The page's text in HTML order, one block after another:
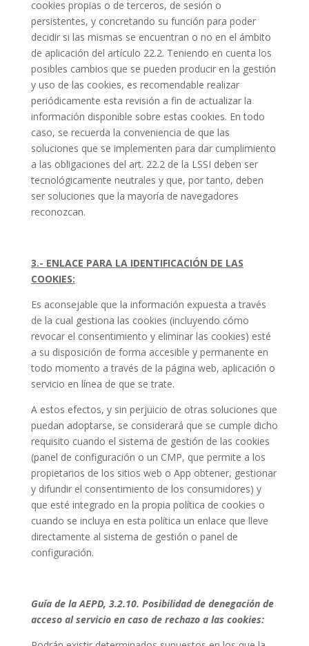
cookies propias o de terceros, de sesión o
persistentes, y concretando su función para poder
decidir si las mismas se encuentran o no en el ámbito
de aplicación del artículo 22.2. Teniendo en cuenta los
posibles cambios que se pueden producir en la gestión
y uso de las cookies, es recomendable realizar
periódicamente esta revisión a fin de actualizar la
información disponible sobre estas cookies. En todo
caso, se recuerda la conveniencia de que las
soluciones que se implementen para dar cumplimiento
a las obligaciones del art. 22.2 de la LSSI deben ser
tecnológicamente neutrales y que, por tanto, deben
ser soluciones que la mayoría de navegadores
reconozcan.
3.- ENLACE PARA LA IDENTIFICACIÓN DE LAS
COOKIES:
Es aconsejable que la información expuesta a través
de la cual gestiona las cookies (incluyendo cómo
revocar el consentimiento y eliminar las cookies) esté
a su disposición de forma accesible y permanente en
todo momento a través de la página web, aplicación o
servicio en línea de que se trate.
A estos efectos, y sin perjuicio de otras soluciones que
puedan adoptarse, se considerará que se cumple dicho
requisito cuando el sistema de gestión de las cookies
(panel de configuración o un CMP, que permite a los
propietarios de los sitios web o App obtener, gestionar
y difundir el consentimiento de los consumidores) y
que esté integrado en la propia política de cookies o
cuando se incluya en esta política un enlace que lleve
directamente al sistema de gestión o panel de
configuración.
Guía de la AEPD, 3.2.10. Posibilidad de denegación de
acceso al servicio en caso de rechazo a las cookies: